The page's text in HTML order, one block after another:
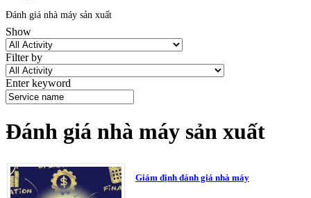
Đánh giá nhà máy sản xuất
Show
Filter by
Enter keyword
Đánh giá nhà máy sản xuất
Giám định đánh giá nhà máy